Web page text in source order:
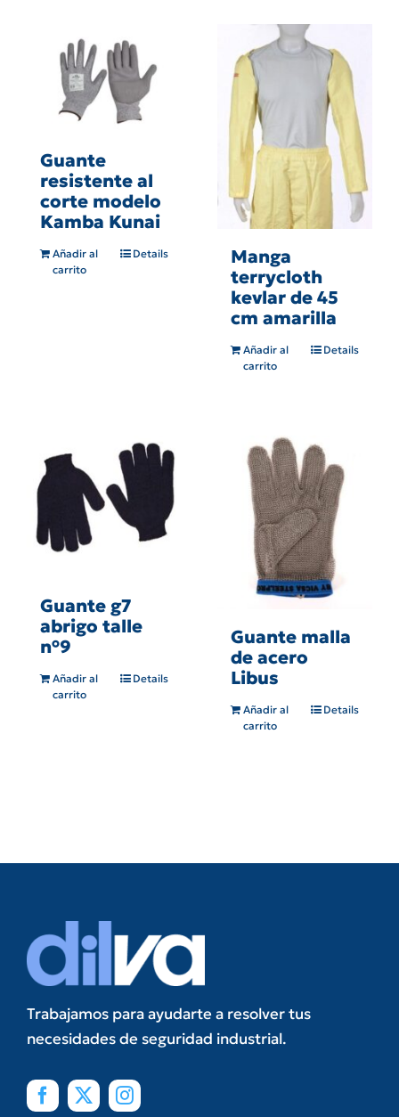
Guante
resistente al
corte modelo
Kamba Kunai
Añadir al
carrito
Details
Manga
terrycloth
kevlar de 45
cm amarilla
Añadir al
carrito
Details
Guante g7
abrigo talle
n°9
Añadir al
carrito
Details
Guante malla
de acero
Libus
Añadir al
carrito
Details
Trabajamos para ayudarte a resolver tus
necesidades de seguridad industrial.